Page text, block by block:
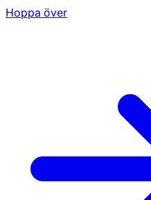
Hoppa över